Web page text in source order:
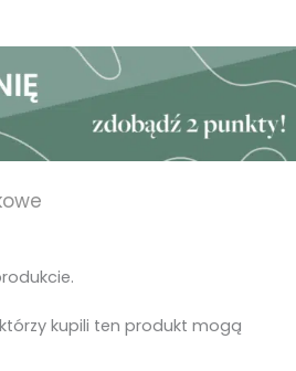
kupili ten produkt mogą